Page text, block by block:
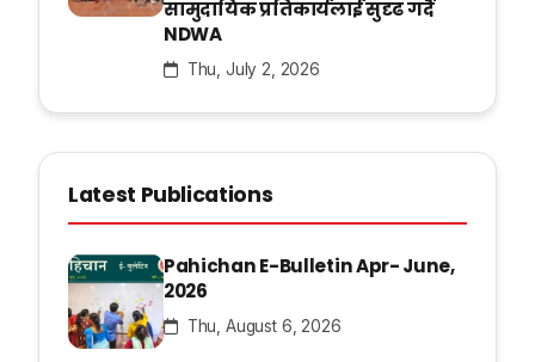
सामुदायिक प्रतिकार्यलाई सुदृढ गर्दै
NDWA
Thu, July 2, 2026
Latest Publications
Pahichan E-Bulletin Apr- June,
2026
Thu, August 6, 2026